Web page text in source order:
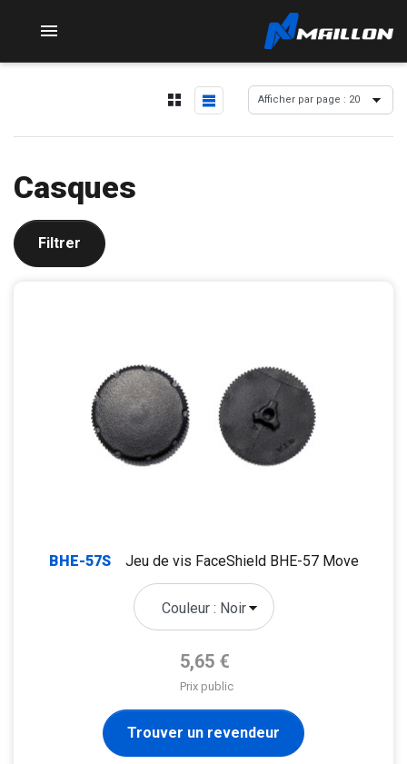

Casques
Filtrer
BHE-57S Jeu de vis FaceShield BHE-57 Move
Prix de base
5,65 €
Prix public
Trouver un revendeur